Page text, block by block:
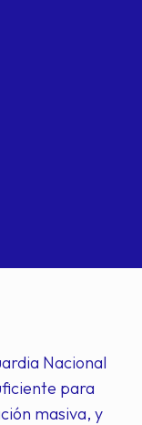
Nacional
para
masiva, y